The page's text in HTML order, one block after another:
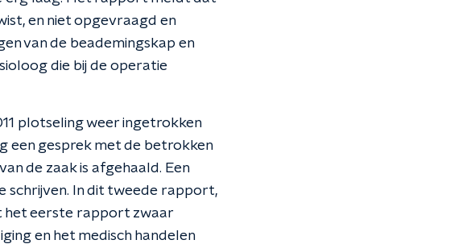
en niet opgevraagd en
van de beademingskap en
die bij de operatie
plotseling weer ingetrokken
een gesprek met de betrokken
de zaak is afgehaald. Een
schrijven. In dit tweede rapport,
het eerste rapport zwaar
en het medisch handelen